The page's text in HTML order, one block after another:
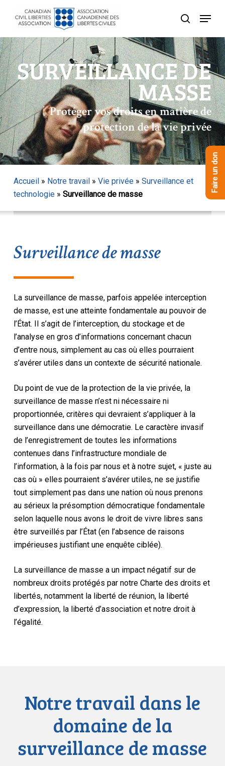
content
recherche
Menu
SURVEILLANCE DE
MASSE
Protéger vos droits en matière de
protection de la vie privée
Accueil» Notre travail» Vie privée» Surveillance et
technologie» Surveillance de masse
Surveillance de masse
La surveillance de masse, parfois appelée interception
de masse, est une atteinte fondamentale au pouvoir de
l’État. Il s’agit de l’interception, du stockage et de
l’analyse en gros d’informations concernant chacun
d’entre nous, simplement au cas où elles pourraient
s’avérer utiles dans un contexte de sécurité nationale.
Du point de vue de la protection de la vie privée, la
surveillance de masse n’est ni nécessaire ni
proportionnée, critères qui devraient s’appliquer à la
surveillance dans une démocratie. Le caractère invasif
de l’enregistrement de toutes les informations
contenues dans l’infrastructure mondiale de
l’information, à la fois par nous et à notre sujet, « juste au
cas où » elles pourraient s’avérer utiles, ne se justifie
tout simplement pas dans une nation où nous prenons
au sérieux la présomption démocratique fondamentale
selon laquelle nous avons le droit de vivre libres sans
être surveillés par l’État (en l’absence de raisons
impérieuses justifiant une enquête ciblée).
La surveillance de masse a un impact négatif sur de
nombreux droits protégés par notre Charte des droits et
libertés, notamment la liberté de réunion, la liberté
d’expression, la liberté d’association et notre droit à
l’égalité.
Notre travail dans le
domaine de la
surveillance de masse
Menu
Faire un don